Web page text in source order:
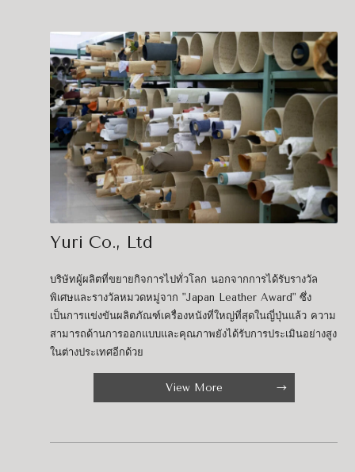
Yuri Co., Ltd
บริษัทผู้ผลิตที่ขยายกิจการไปทั่วโลก นอกจากการได้รับรางวัล
พิเศษและรางวัลหมวดหมู่จาก "Japan Leather Award" ซึ่ง
เป็นการแข่งขันผลิตภัณฑ์เครื่องหนังที่ใหญ่ที่สุดในญี่ปุ่นแล้ว ความ
สามารถด้านการออกแบบและคุณภาพยังได้รับการประเมินอย่างสูง
ในต่างประเทศอีกด้วย
View More